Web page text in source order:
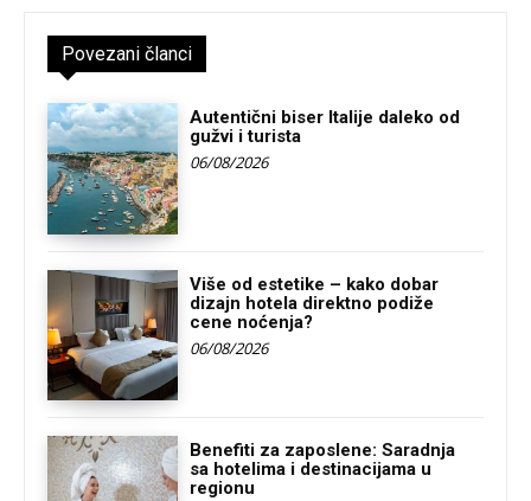
Povezani članci
Autentični biser Italije daleko od
gužvi i turista
06/08/2026
Više od estetike – kako dobar
dizajn hotela direktno podiže
cene noćenja?
06/08/2026
Benefiti za zaposlene: Saradnja
sa hotelima i destinacijama u
regionu